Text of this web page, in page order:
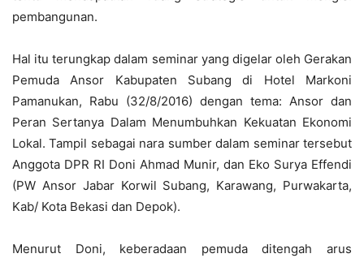
pembangunan.
Hal itu terungkap dalam seminar yang digelar oleh Gerakan
Pemuda Ansor Kabupaten Subang di Hotel Markoni
Pamanukan, Rabu (32/8/2016) dengan tema: Ansor dan
Peran Sertanya Dalam Menumbuhkan Kekuatan Ekonomi
Lokal. Tampil sebagai nara sumber dalam seminar tersebut
Anggota DPR RI Doni Ahmad Munir, dan Eko Surya Effendi
(PW Ansor Jabar Korwil Subang, Karawang, Purwakarta,
Kab/ Kota Bekasi dan Depok).
Menurut Doni, keberadaan pemuda ditengah arus